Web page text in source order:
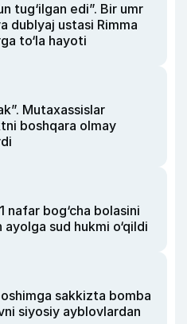
tug‘ilgan edi”. Bir umr
dublyaj ustasi Rimma
to‘la hayoti
Mutaxassislar
boshqara olmay
nafar bog‘cha bolasini
sud hukmi o‘qildi
sakkizta bomba
siyosiy ayblovlardan